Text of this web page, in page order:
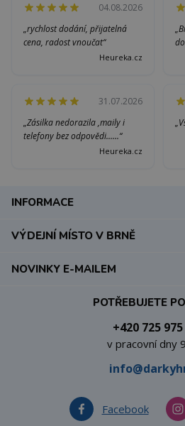
04.08.2026
„rychlost dodání, přijatelná
cena, radost vnoučat“
Heureka.cz
31.07.2026
„Zásilka nedorazila ,maily i
telefony bez odpovědi......“
Heureka.cz
INFORMACE
VÝDEJNÍ MÍSTO V BRNĚ
POTŘEBUJETE
+420 725
v pracovní dny
Facebook
NOVINKY E-MAILEM